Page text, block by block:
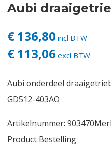
Login
Vacatures
Aubi
€ 136,80 incl BTW
€ 113,06 excl BTW
Aubi onderdeel
GD512-403AO
Artikelnummer: 903470
Product Bestelling